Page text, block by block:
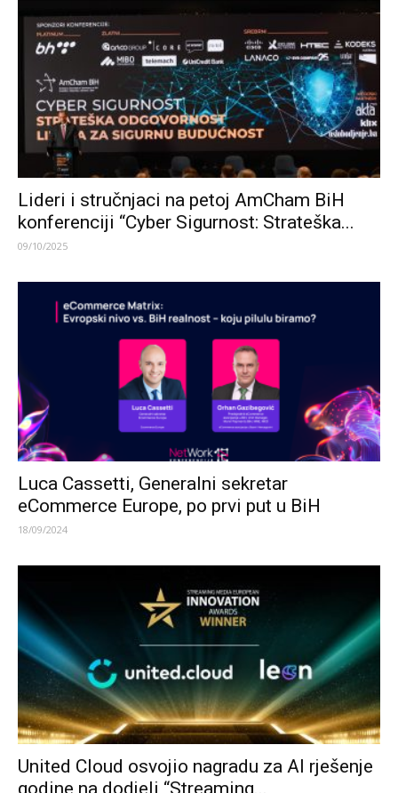
Lideri i stručnjaci na petoj AmCham BiH
konferenciji “Cyber Sigurnost: Strateška...
09/10/2025
Luca Cassetti, Generalni sekretar
eCommerce Europe, po prvi put u BiH
18/09/2024
United Cloud osvojio nagradu za AI rješenje